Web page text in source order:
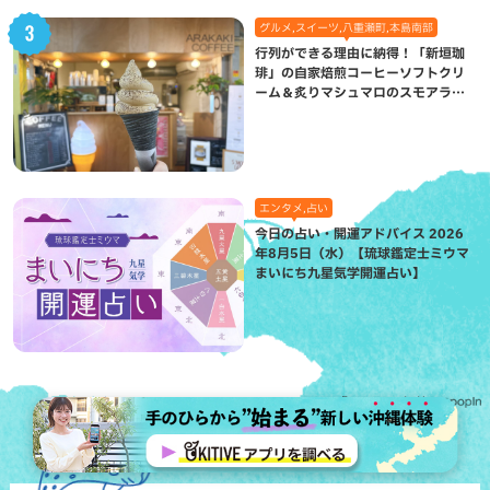
グルメ,スイーツ,八重瀬町,本島南部
行列ができる理由に納得！「新垣珈
琲」の自家焙煎コーヒーソフトクリ
ーム＆炙りマシュマロのスモアラテ
エンタメ,占い
今日の占い・開運アドバイス 2026
年8月5日（水）【琉球鑑定士ミウマ
まいにち九星気学開運占い】
Recommended by